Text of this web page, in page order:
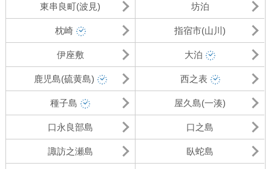
東串良町(波見) 坊泊
枕崎 指宿市(山川)
伊座敷 大泊
鹿児島(硫黄島) 西之表
種子島 屋久島(一湊)
口永良部島 口之島
諏訪之瀬島 臥蛇島